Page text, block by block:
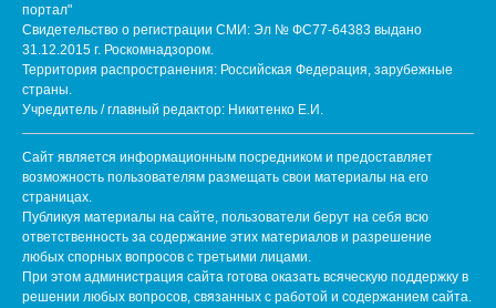
портал"
Свидетельство о регистрации СМИ: Эл № ФС77-64383 выдано
31.12.2015 г. Роскомнадзором.
Территория распространения: Российская Федерация, зарубежные
страны.
Учредитель / главный редактор: Никитенко Е.И.
Сайт является информационным посредником и предоставляет
возможность пользователям размещать свои материалы на его
страницах.
Публикуя материалы на сайте, пользователи берут на себя всю
ответственность за содержание этих материалов и разрешение
любых спорных вопросов с третьими лицами.
При этом администрация сайта готова оказать всяческую поддержку в
решении любых вопросов, связанных с работой и содержанием сайта.